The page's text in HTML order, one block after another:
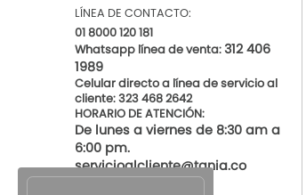
LÍNEA DE CONTACTO:
01 8000 120 181
Whatsapp línea de venta:312 406
1989
Celular directo a línea de servicio al
cliente: 323 468 2642
HORARIO DE ATENCIÓN:
De lunes a viernes de 8:30 am a
6:00 pm.
servicioalcliente@tania.co